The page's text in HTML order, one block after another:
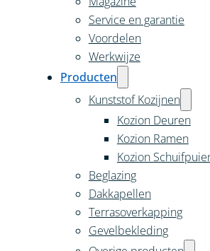
Service en garantie
Voordelen
Werkwijze
Producten
Kunststof Kozijnen
Kozion Deuren
Kozion Ramen
Kozion
Beglazing
Dakkapellen
Terrasoverkapping
Gevelbekleding